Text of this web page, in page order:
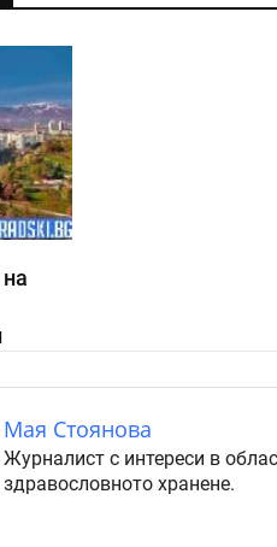
Мая Стоянова
Журналист с интереси в
здравословното хранене.